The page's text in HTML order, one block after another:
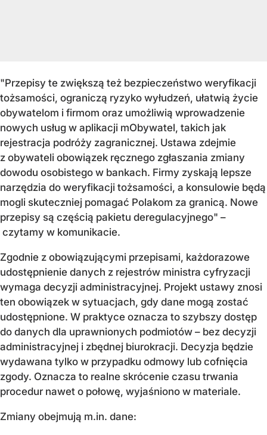
"Przepisy te zwiększą też bezpieczeństwo weryfikacji
tożsamości, ograniczą ryzyko wyłudzeń, ułatwią życie
obywatelom i firmom oraz umożliwią wprowadzenie
nowych usług w aplikacji mObywatel, takich jak
rejestracja podróży zagranicznej. Ustawa zdejmie
z obywateli obowiązek ręcznego zgłaszania zmiany
dowodu osobistego w bankach. Firmy zyskają lepsze
narzędzia do weryfikacji tożsamości, a konsulowie będą
mogli skuteczniej pomagać Polakom za granicą. Nowe
przepisy są częścią pakietu deregulacyjnego" –
czytamy w komunikacie.
Zgodnie z obowiązującymi przepisami, każdorazowe
udostępnienie danych z rejestrów ministra cyfryzacji
wymaga decyzji administracyjnej. Projekt ustawy znosi
ten obowiązek w sytuacjach, gdy dane mogą zostać
udostępnione. W praktyce oznacza to szybszy dostęp
do danych dla uprawnionych podmiotów – bez decyzji
administracyjnej i zbędnej biurokracji. Decyzja będzie
wydawana tylko w przypadku odmowy lub cofnięcia
zgody. Oznacza to realne skrócenie czasu trwania
procedur nawet o połowę, wyjaśniono w materiale.
Zmiany obejmują m.in. dane: